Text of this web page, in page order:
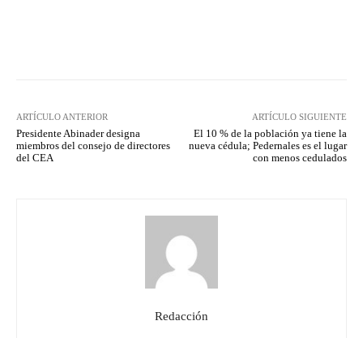
ARTÍCULO ANTERIOR
Presidente Abinader designa
miembros del consejo de directores
del CEA
ARTÍCULO SIGUIENTE
El 10 % de la población ya tiene la
nueva cédula; Pedernales es el lugar
con menos cedulados
Redacción